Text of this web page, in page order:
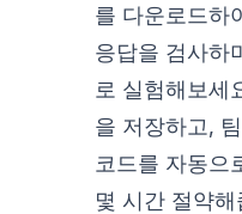
를 다운로드하
응답을 검사하
로 실험해보세
을 저장하고,
코드를 자동으
몇 시간 절약해